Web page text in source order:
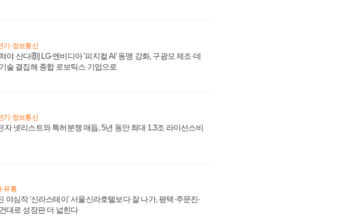
기·정보통신
야 산다⑧] LG·엔비디아 '피지컬 AI' 동맹 강화, 구광모 제조·데
술 결집해 종합 로보틱스 기업으로
기·정보통신
자 넷리스트와 특허분쟁 매듭, 5년 동안 최대 1.3조 라이선스비
유통
야심작 '신라스테이' 서울신라호텔보다 잘 나가, 평택·주문진·
대로 성장판 더 넓힌다